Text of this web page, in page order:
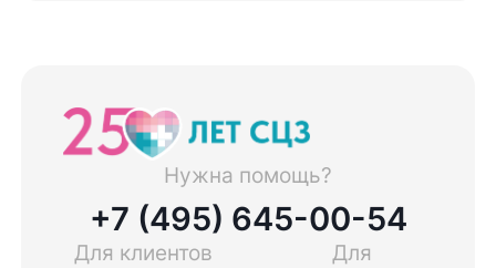
Нужна помощь?
+7 (495) 645-00-54
Для клиентов
Для